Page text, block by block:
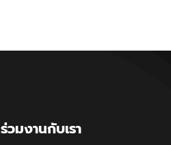
ร่วมงานกับเรา